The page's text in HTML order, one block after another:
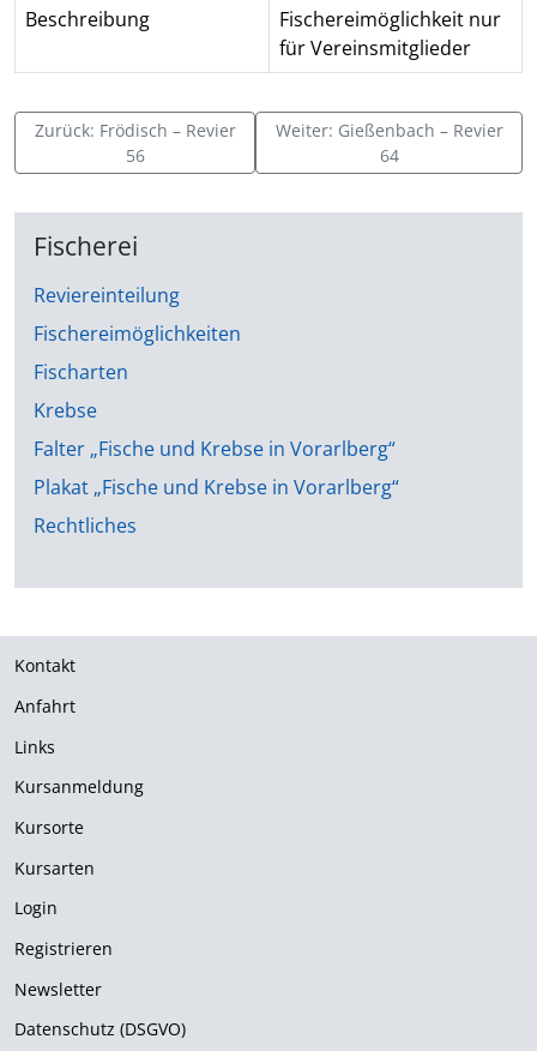
Beschreibung
Fischereimöglichkeit nur
für Vereinsmitglieder
Zurück: Frödisch – Revier
56
Weiter: Gießenbach – Revier
64
Fischerei
Reviereinteilung
Fischereimöglichkeiten
Fischarten
Krebse
Falter „Fische und Krebse in Vorarlberg“
Plakat „Fische und Krebse in Vorarlberg“
Rechtliches
Kontakt
Anfahrt
Links
Kursanmeldung
Kursorte
Kursarten
Login
Registrieren
Newsletter
Datenschutz (DSGVO)